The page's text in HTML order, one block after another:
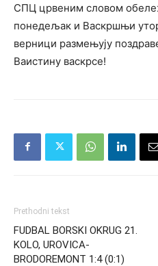
СПЦ црвеним словом
понедељак и Васкршњи
верници размењују
Ваистину васкрсе!
Prethodni tekst
FUDBAL BORSKI OKRUG 21.
KOLO, UROVICA-
BRODOREMONT 1:4 (0:1)